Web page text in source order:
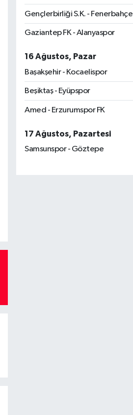
Gençlerbirliği S.K. - Fenerbahçe
Gaziantep FK - Alanyaspor
16 Ağustos, Pazar
Başakşehir - Kocaelispor
Beşiktaş - Eyüpspor
Amed - Erzurumspor FK
17 Ağustos, Pazartesi
Samsunspor - Göztepe